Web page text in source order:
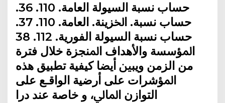
ﺣﺴﺎﺏ ﻧﺴﺒﺔ ﺍﻟﺴﻴﻮﻟﺔ ﺍﻟﻌﺎﻣﺔ. 110. 36.
ﺣﺴﺎﺏ ﻧﺴﺒﺔ. ﺍﳋﺰﻳﻨﺔ. ﺍﻟﻌﺎﻣﺔ. 110. 37.
ﺣﺴﺎﺏ ﻧﺴﺒﺔ ﺍﻟﺴﻴﻮﻟﺔ ﺍﻟﻔﻮﺭﻳﺔ. 112. 38
ﺍﳌﺆﺳﺴﺔ ﻭﺍﻷﻫﺪﺍﻑ ﺍﳌﻨﺠﺰﺓ ﺧﻼﻝ ﻓﺘﺮﺓ
ﻣﻦ ﺍﻟﺰﻣﻦ ﻭﻳﺒﲔ ﺃﻳﻀﺎ ﻛﻴﻔﻴﺔ ﺗﻄﺒﻴﻖ ﻫﺬﻩ
ﺍﳌﺆﺷﺮﺍﺕ ﻋﻠﻰ ﺃﺭﺿﻴﺔ ﺍﻟﻮﺍﻗـﻊ ﻋﻠﻰ
ﺍﻟﺘﻮﺍﺯﻥ ﺍﳌﺎﱄ، ﻭ ﺧﺎﺻﺔ ﻋﻨﺪ ﺩﺭﺍ